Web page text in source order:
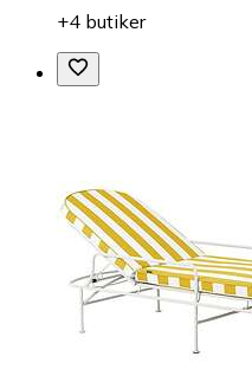
+4 butiker